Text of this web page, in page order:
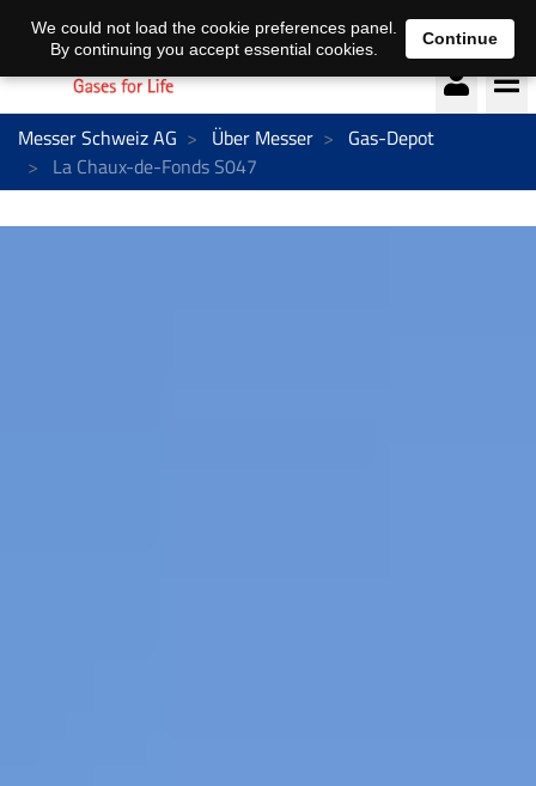
Deutsch français
Messer Schweiz AG Über Messer
Gas-Depot
La Chaux-de-Fonds S047
We could not load the cookie preferences panel.
By continuing you accept essential cookies.
Continue